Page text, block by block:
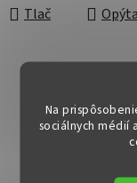
Na
sociálnych médií
Tlač